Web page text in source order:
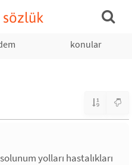
konular
yolları hastalıkları